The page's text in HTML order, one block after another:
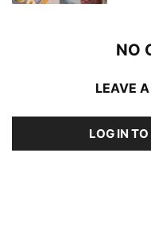
NO
LEAVE
LOG IN